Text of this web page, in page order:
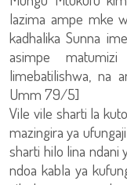
lazima ampe mke
kadhalika Sunna
asimpe
limebatilishwa, na
Umm 79/5]
Vile vile sharti la
mazingira ya
sharti hilo lina ndani
ndoa kabla ya